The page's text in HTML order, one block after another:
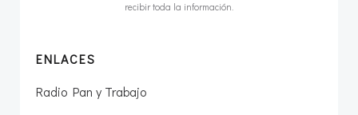
recibir toda la información.
ENLACES
Radio Pan y Trabajo